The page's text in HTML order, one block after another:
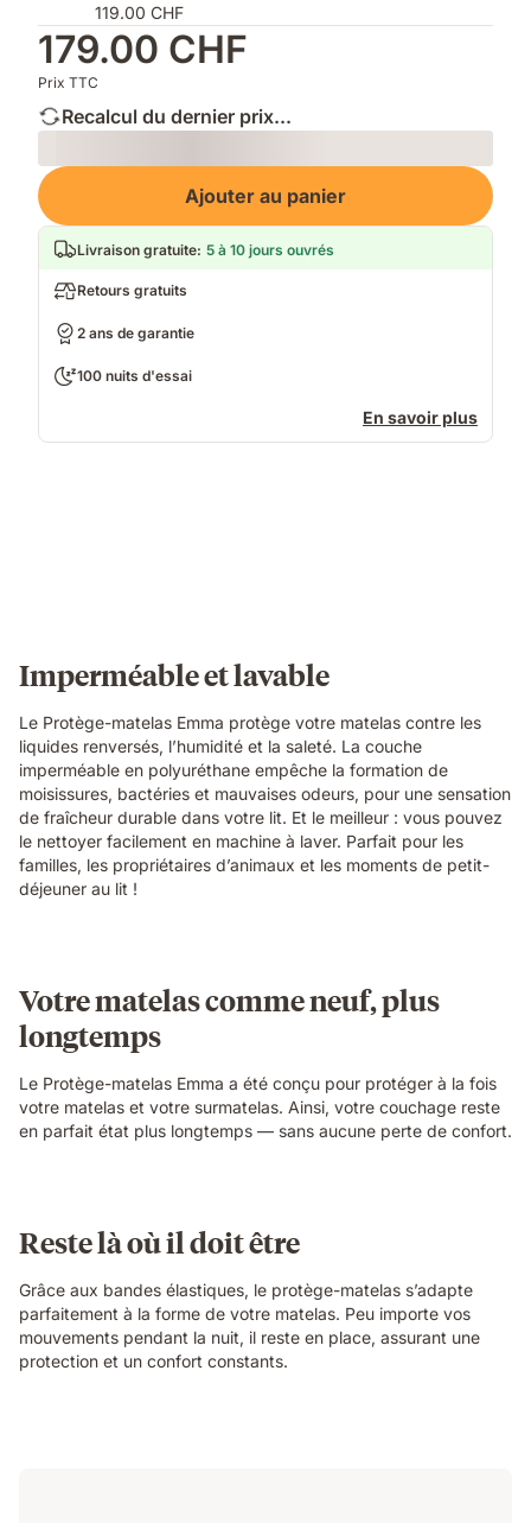
119.00 CHF
179.00 CHF
Prix TTC
Recalcul du dernier prix...
Loading
Ajouter au panier
Livraison gratuite: 5 à 10 jours ouvrés
Retours gratuits
2 ans de garantie
100 nuits d'essai
En savoir plus
Imperméable et lavable
Le Protège-matelas Emma protège votre matelas contre les
liquides renversés, l’humidité et la saleté. La couche
imperméable en polyuréthane empêche la formation de
moisissures, bactéries et mauvaises odeurs, pour une sensation
de fraîcheur durable dans votre lit. Et le meilleur : vous pouvez
le nettoyer facilement en machine à laver. Parfait pour les
familles, les propriétaires d’animaux et les moments de petit-
déjeuner au lit !
Votre matelas comme neuf, plus
longtemps
Le Protège-matelas Emma a été conçu pour protéger à la fois
votre matelas et votre surmatelas. Ainsi, votre couchage reste
en parfait état plus longtemps — sans aucune perte de confort.
Reste là où il doit être
Grâce aux bandes élastiques, le protège-matelas s’adapte
parfaitement à la forme de votre matelas. Peu importe vos
mouvements pendant la nuit, il reste en place, assurant une
protection et un confort constants.